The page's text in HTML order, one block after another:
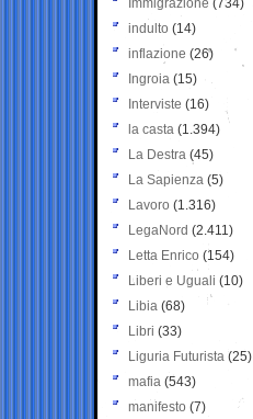
Immigrazione (734)
indulto (14)
inflazione (26)
Ingroia (15)
Interviste (16)
la casta (1.394)
La Destra (45)
La Sapienza (5)
Lavoro (1.316)
LegaNord (2.411)
Letta Enrico (154)
Liberi e Uguali (10)
Libia (68)
Libri (33)
Liguria Futurista (25)
mafia (543)
manifesto (7)